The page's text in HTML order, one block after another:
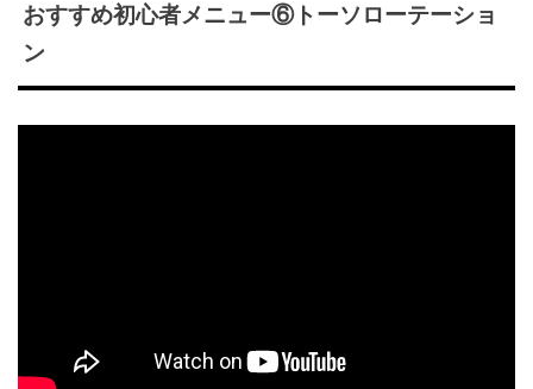
おすすめ初心者メニュー⑥トーソローテーショ
ン